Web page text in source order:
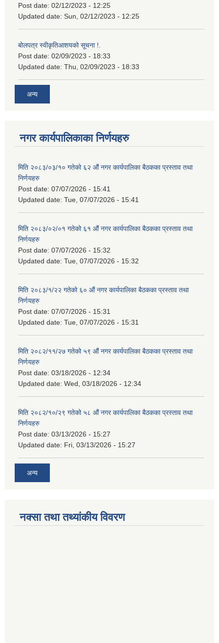
Post date: 02/12/2023 - 12:25
Updated date: Sun, 02/12/2023 - 12:25
बोलपत्र स्वीकृतिआशयको सूचना !.
Post date: 02/09/2023 - 18:33
Updated date: Thu, 02/09/2023 - 18:33
अन्य
नगर कार्यपालिकाका निर्णयहरु
मिति २०८३/०३/१० गतेको ६२ औं नगर कार्यपालिका बैठकका प्रस्ताव तथा
निर्णयहरु
Post date: 07/07/2026 - 15:41
Updated date: Tue, 07/07/2026 - 15:41
मिति २०८३/०२/०१ गतेको ६१ औं नगर कार्यपालिका बैठकका प्रस्ताव तथा
निर्णयहरु
Post date: 07/07/2026 - 15:32
Updated date: Tue, 07/07/2026 - 15:32
मिति २०८३/१/२२ गतेको ६० औं नगर कार्यपालिका बैठकका प्रस्ताव तथा
निर्णयहरु
Post date: 07/07/2026 - 15:31
Updated date: Tue, 07/07/2026 - 15:31
मिति २०८२/११/२७ गतेको ५९ औं नगर कार्यपालिका बैठकका प्रस्ताव तथा
निर्णयहरु
Post date: 03/18/2026 - 12:34
Updated date: Wed, 03/18/2026 - 12:34
मिति २०८२/१०/२९ गतेको ५८ औं नगर कार्यपालिका बैठकका प्रस्ताव तथा
निर्णयहरु
Post date: 03/13/2026 - 15:27
Updated date: Fri, 03/13/2026 - 15:27
अन्य
नक्सा तथा तथ्यांकीय विवरण